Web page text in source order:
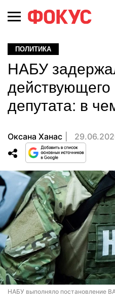
ПОЛИТИКА
НАБУ
действующего
депутата: в
Оксана Ханас
НАБУ выполняло постановление